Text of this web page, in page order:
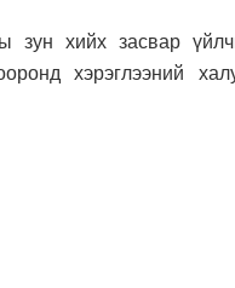
хийх засвар
хэрэглээний